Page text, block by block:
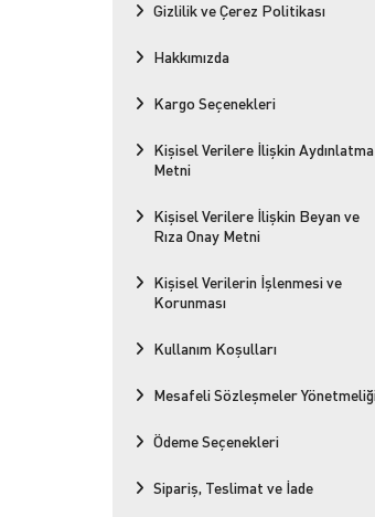
Gizlilik ve Çerez Politikası
Hakkımızda
Kargo Seçenekleri
Kişisel Verilere İlişkin Aydınlatma
Metni
Kişisel Verilere İlişkin Beyan ve
Rıza Onay Metni
Kişisel Verilerin İşlenmesi ve
Korunması
Kullanım Koşulları
Mesafeli Sözleşmeler
Ödeme Seçenekleri
Sipariş, Teslimat ve İade